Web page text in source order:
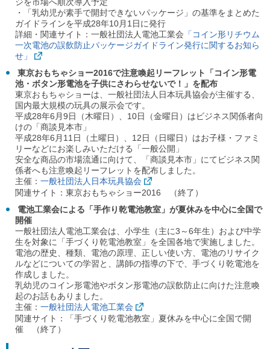
・「乳幼児が素手で開封できないパッケージ」の基準をまとめた
ガイドラインを平成28年10月1日に発行
詳細・関連サイト：一般社団法人電池工業会 「コイン形リチウム
一次電池の誤飲防止パッケージガイドライン発行に関するお知ら
せ」
東京おもちゃショー2016で注意喚起リーフレット「コイン形電
池・ボタン形電池を子供にさわらせないで！」を配布
東京おもちゃショーは、一般社団法人日本玩具協会が主催する、
国内最大規模の玩具の展示会です。
平成28年6月9日（木曜日）、10日（金曜日）はビジネス関係者向
けの「商談見本市」
平成28年6月11日（土曜日）、12日（日曜日）はお子様・ファミ
リーなどにお楽しみいただける「一般公開」
安全な商品の市場流通に向けて、「商談見本市」にてビジネス関
係者へも注意喚起リーフレットを配布しました。
主催： 一般社団法人日本玩具協会
関連サイト：東京おもちゃショー2016 （終了）
電池工業会による「手作り乾電池教室」が夏休みを中心に全国で
開催
一般社団法人電池工業会は、小学生（主に3～6年生）および中学
生を対象に「手づくり乾電池教室」を全国各地で実施しました。
電池の歴史、種類、電池の原理、正しい使い方、電池のリサイク
ルなどについての学習と、講師の指導の下で、手づくり乾電池を
作成しました。
乳幼児のコイン形電池やボタン形電池の誤飲防止に向けた注意喚
起のお話もありました。
主催： 一般社団法人電池工業会
関連サイト：「手づくり乾電池教室」夏休みを中心に全国で開
催 （終了）